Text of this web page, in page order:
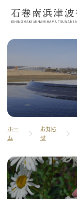
ホー
ム
お知ら
せ